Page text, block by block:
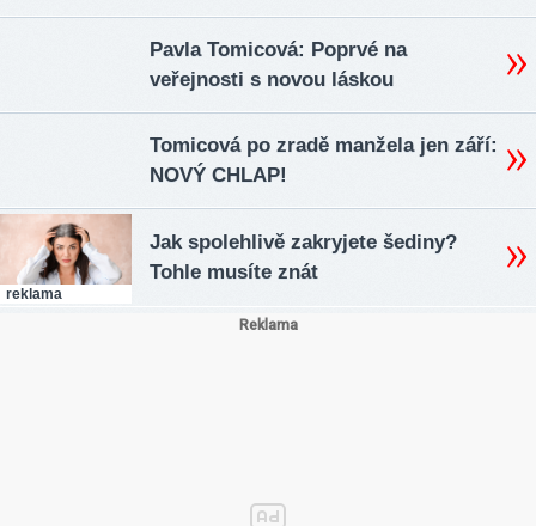
Pavla Tomicová: Poprvé na
veřejnosti s novou láskou
Tomicová po zradě manžela jen září:
NOVÝ CHLAP!
reklama
Jak spolehlivě zakryjete šediny?
Tohle musíte znát